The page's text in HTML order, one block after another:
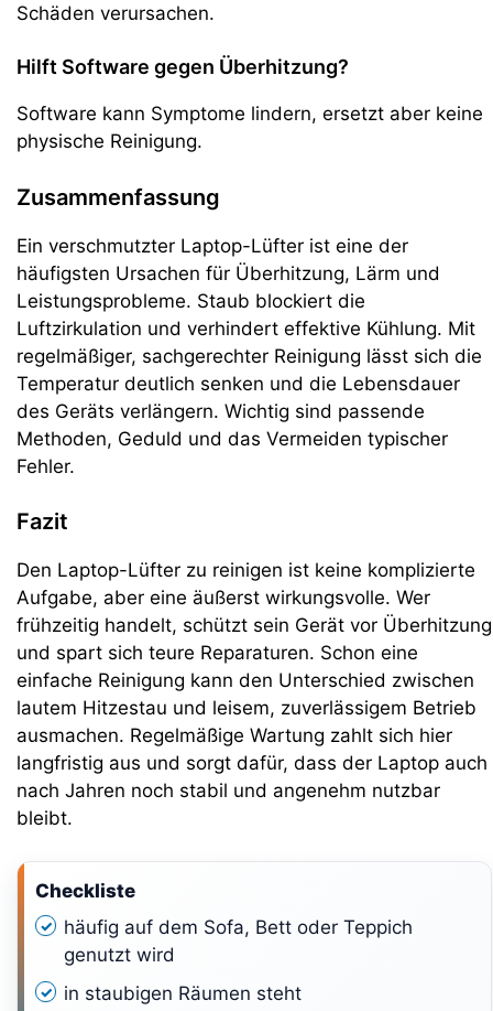
Schäden verursachen.
Hilft Software gegen Überhitzung?
Software kann Symptome lindern, ersetzt aber keine
physische Reinigung.
Zusammenfassung
Ein verschmutzter Laptop-Lüfter ist eine der
häufigsten Ursachen für Überhitzung, Lärm und
Leistungsprobleme. Staub blockiert die
Luftzirkulation und verhindert effektive Kühlung. Mit
regelmäßiger, sachgerechter Reinigung lässt sich die
Temperatur deutlich senken und die Lebensdauer
des Geräts verlängern. Wichtig sind passende
Methoden, Geduld und das Vermeiden typischer
Fehler.
Fazit
Den Laptop-Lüfter zu reinigen ist keine komplizierte
Aufgabe, aber eine äußerst wirkungsvolle. Wer
frühzeitig handelt, schützt sein Gerät vor Überhitzung
und spart sich teure Reparaturen. Schon eine
einfache Reinigung kann den Unterschied zwischen
lautem Hitzestau und leisem, zuverlässigem Betrieb
ausmachen. Regelmäßige Wartung zahlt sich hier
langfristig aus und sorgt dafür, dass der Laptop auch
nach Jahren noch stabil und angenehm nutzbar
bleibt.
Checkliste
häufig auf dem Sofa, Bett oder Teppich
genutzt wird
in staubigen Räumen steht